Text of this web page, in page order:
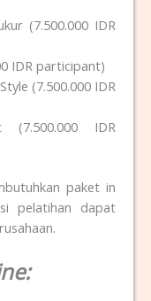
(7.500.000 IDR
IDR participant)
(7.500.000 IDR
(7.500.000 IDR
paket in
pelatihan dapat